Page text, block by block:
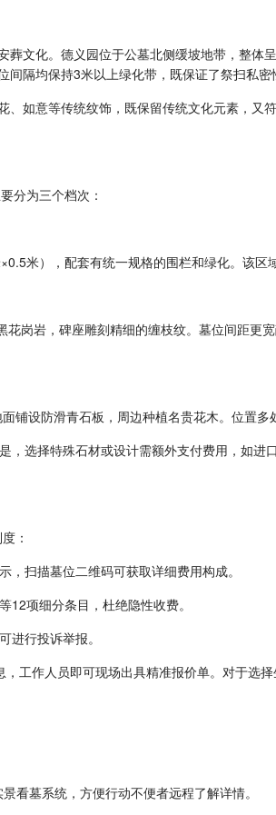
文化。德义园位于公墓北侧缓坡地带，整体
隔均保持3米以上绿化带，既保证了祭扫私密
如意等传统纹饰，既保留传统文化元素，又
分为三个档次：
米），配套有统一规格的围栏和绿化。该区
岗岩，碑座雕刻精细的缠枝纹。墓位间距更
设防滑青石板，周边种植名贵花木。位置多
选择特殊石材或设计需额外支付费用，如
：
扫描墓位二维码可获取详细费用构成。
项细分条目，杜绝隐性收费。
行投诉举报。
工作人员即可现场出具精准报价单。对于选
看墓系统，方便行动不便者远程了解详情。